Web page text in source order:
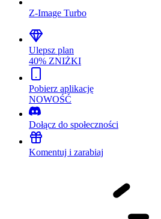
Z-Image Turbo
Ulepsz plan
40% ZNIŻKI
Pobierz aplikację
NOWOŚĆ
Dołącz do społeczności
Komentuj i zarabiaj